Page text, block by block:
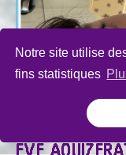
Notre site utilise
fins statistiques
EVE